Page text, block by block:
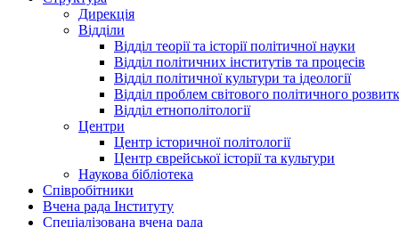
Дирекція
Відділи
Відділ теорії та історії політичної науки
Відділ політичних інститутів та процесів
Відділ політичної культури та ідеології
Відділ проблем світового політичного
Відділ етнополітології
Центри
Центр історичної політології
Центр єврейської історії та культури
Наукова бібліотека
Співробітники
Вчена рада Інституту
Спеціалізована вчена рада